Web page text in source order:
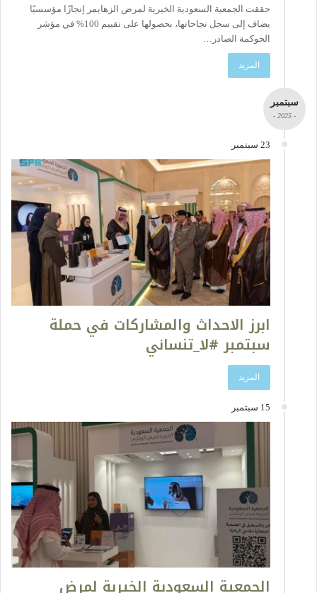
حققت الجمعية السعودية الخيرية لمرض الزهايمر إنجازًا مؤسسيًا
يضاف إلى سجل نجاحاتها، بحصولها على تقييم 100% في مؤشر
الحوكمة الصادر…
المزيد
سبتمبر
- 2025 -
23 سبتمبر
ابرز الاحداث والمشاركات في حملة
سبتمبر #لا_تنساني
المزيد
15 سبتمبر
الجمعية السعودية الخيرية لمرض